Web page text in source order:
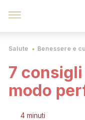
Salute Benessere e
7
modo
4 minuti